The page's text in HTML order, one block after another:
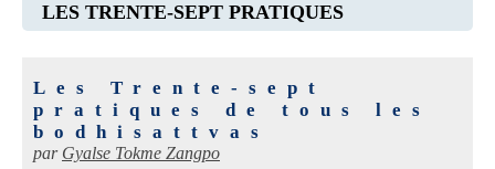
LES TRENTE-SEPT PRATIQUES
Les Trente-sept
pratiques de tous les
bodhisattvas
par Gyalse Tokme Zangpo